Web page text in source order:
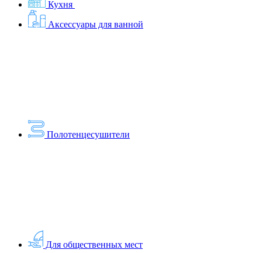
Кухня
Аксессуары для ванной
Полотенцесушители
Для общественных мест